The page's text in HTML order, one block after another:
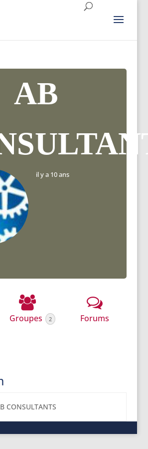
AB
il y a 10 ans
Groupes 2 Forums
CONSULTANTS